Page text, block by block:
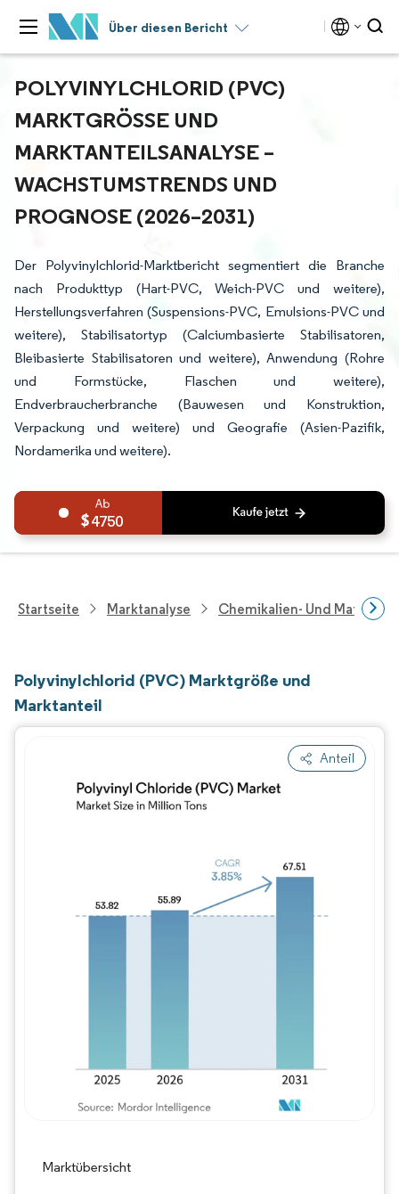
Über diesen Bericht
POLYVINYLCHLORID (PVC)
MARKTGRÖSSE UND M
ARKTANTEILSANALYSE – W
ACHSTUMSTRENDS UND P
ROGNOSE (2026–2031)
Der Polyvinylchlorid-Marktbericht segmentiert die Branche
nach Produkttyp (Hart-PVC, Weich-PVC und weitere),
Herstellungsverfahren (Suspensions-PVC, Emulsions-PVC und
weitere), Stabilisatortyp (Calciumbasierte Stabilisatoren,
Bleibasierte Stabilisatoren und weitere), Anwendung (Rohre
und Formstücke, Flaschen und weitere),
Endverbraucherbranche (Bauwesen und Konstruktion,
Verpackung und weitere) und Geografie (Asien-Pazifik,
Nordamerika und weitere).
4750
Startseite Marktanalyse Chemikalien- Und
Polyvinylchlorid (PVC) Marktgröße und
Marktanteil
Anteil
Marktübersicht